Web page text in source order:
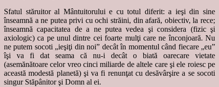
Sfatul stăruitor al Mântuitorului e cu totul diferit: a ieşi din sine
înseamnă a ne putea privi cu ochi străini, din afară, obiectiv, la rece;
înseamnă capacitatea de a ne putea vedea şi considera (fizic şi
axiologic) ca pe unul dintre cei foarte mulţi care ne înconjoară. Nu
ne putem socoti „ieşiţi din noi” decât în momentul când fiecare „eu”
îşi va fi dat seama că nu-i decât o biată oarecare vietate
(asemănătoare celor vreo cinci miliarde de altele care şi ele roiesc pe
această modestă planetă) şi va fi renunţat cu desăvârşire a se socoti
singur Stăpânitor şi Domn al ei.